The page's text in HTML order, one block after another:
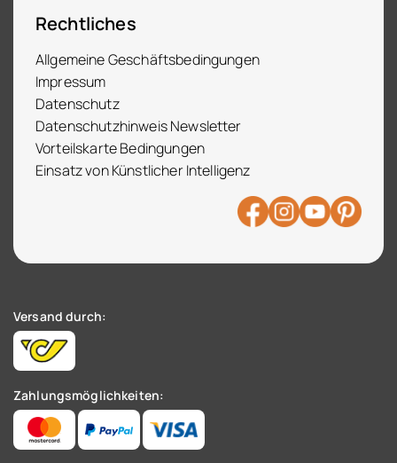
Rechtliches
Allgemeine Geschäftsbedingungen
Impressum
Datenschutz
Datenschutzhinweis Newsletter
Vorteilskarte Bedingungen
Einsatz von Künstlicher Intelligenz
Versand durch:
Zahlungsmöglichkeiten: